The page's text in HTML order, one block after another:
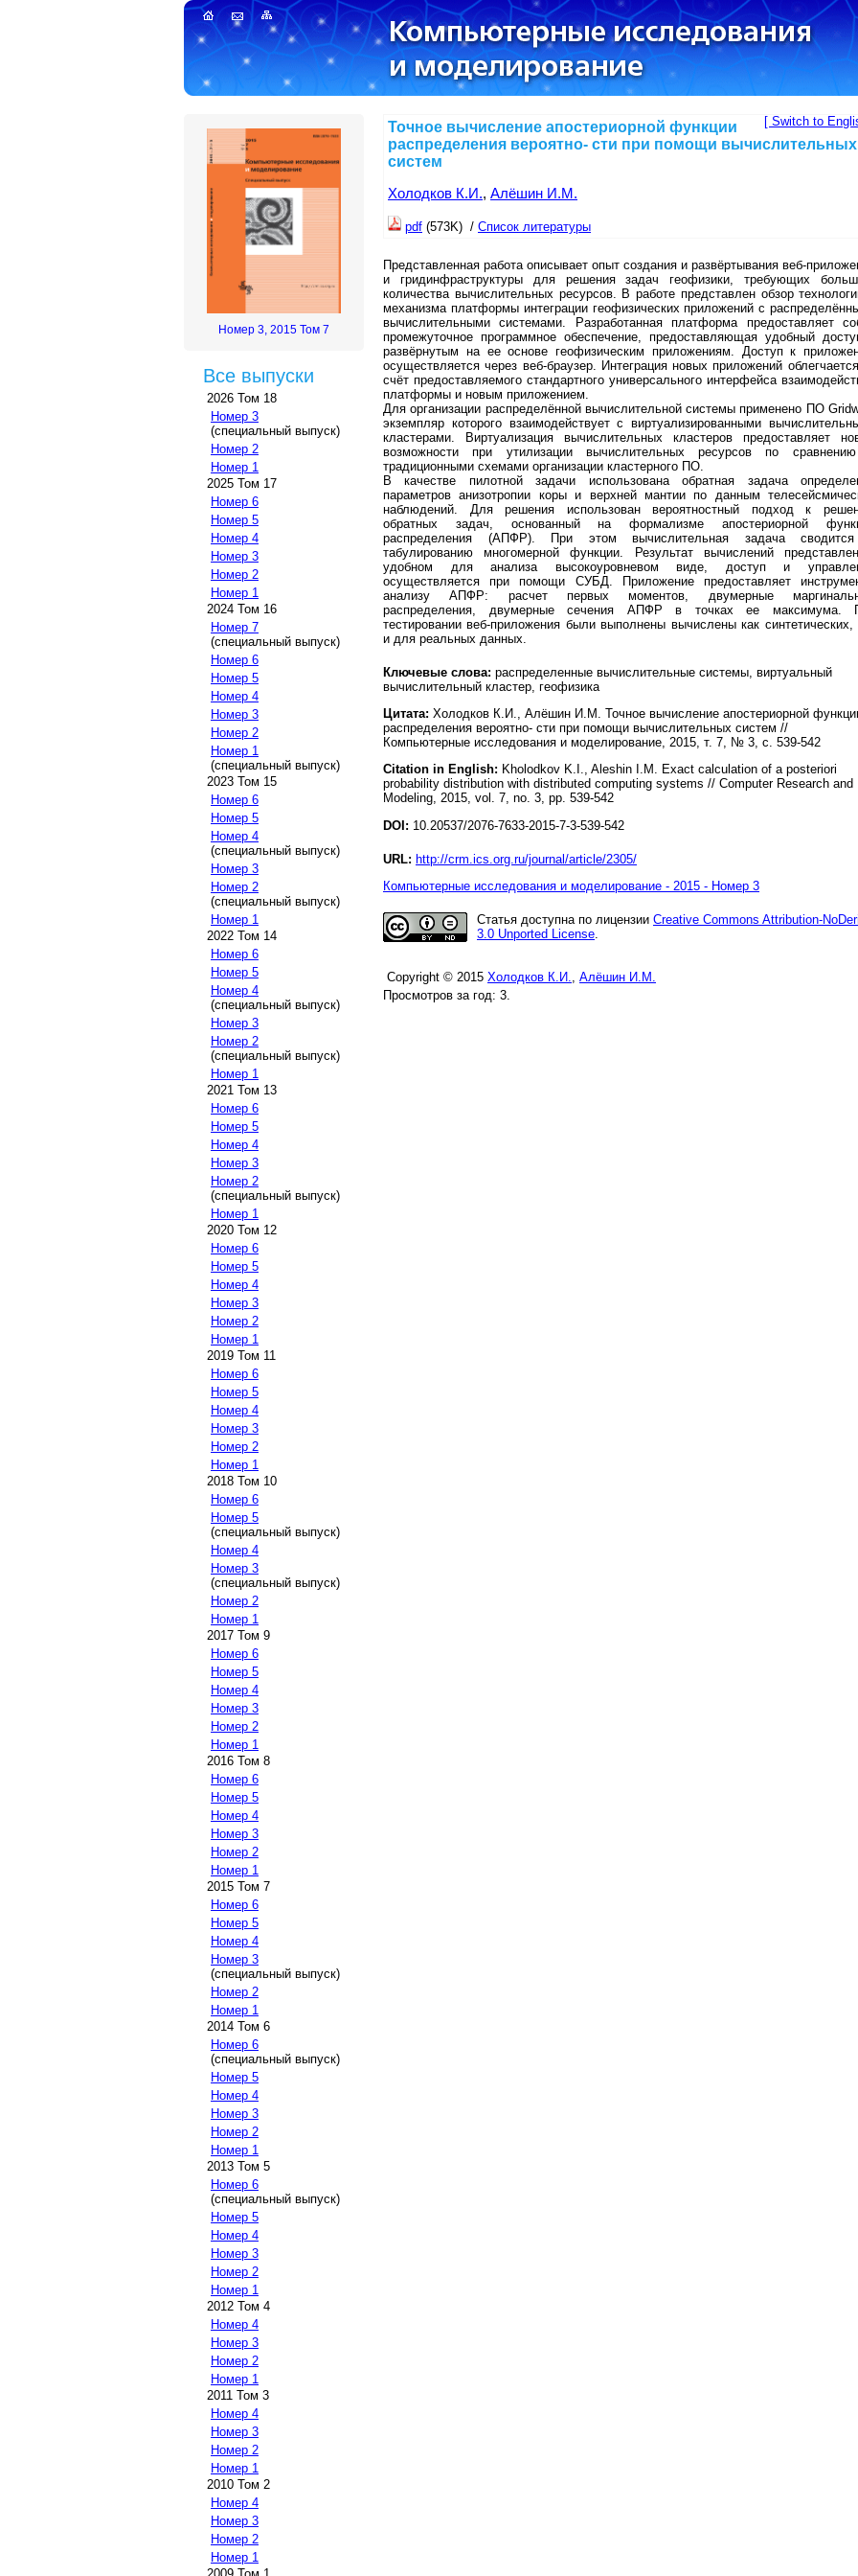
Номер 3, 2015 Том 7
Все выпуски
2026 Том 18
Номер 3
(специальный выпуск)
Номер 2
Номер 1
2025 Том 17
Номер 6
Номер 5
Номер 4
Номер 3
Номер 2
Номер 1
2024 Том 16
Номер 7
(специальный выпуск)
Номер 6
Номер 5
Номер 4
Номер 3
Номер 2
Номер 1
(специальный выпуск)
2023 Том 15
Номер 6
Номер 5
Номер 4
(специальный выпуск)
Номер 3
Номер 2
(специальный выпуск)
Номер 1
2022 Том 14
Номер 6
Номер 5
Номер 4
(специальный выпуск)
Номер 3
Номер 2
(специальный выпуск)
Номер 1
2021 Том 13
Номер 6
Номер 5
Номер 4
Номер 3
Номер 2
(специальный выпуск)
Номер 1
2020 Том 12
Номер 6
Номер 5
Номер 4
Номер 3
Номер 2
Номер 1
2019 Том 11
Номер 6
Номер 5
Номер 4
Номер 3
Номер 2
Номер 1
2018 Том 10
Номер 6
Номер 5
(специальный выпуск)
Номер 4
Номер 3
(специальный выпуск)
Номер 2
Номер 1
2017 Том 9
Номер 6
Номер 5
Номер 4
Номер 3
Номер 2
Номер 1
2016 Том 8
Номер 6
Номер 5
Номер 4
Номер 3
Номер 2
Номер 1
2015 Том 7
Номер 6
Номер 5
Номер 4
Номер 3
(специальный выпуск)
Номер 2
Номер 1
2014 Том 6
Номер 6
(специальный выпуск)
Номер 5
Номер 4
Номер 3
Номер 2
Номер 1
2013 Том 5
Номер 6
(специальный выпуск)
Номер 5
Номер 4
Номер 3
Номер 2
Номер 1
2012 Том 4
Номер 4
Номер 3
Номер 2
Номер 1
2011 Том 3
Номер 4
Номер 3
Номер 2
Номер 1
2010 Том 2
Номер 4
Номер 3
Номер 2
Номер 1
[ Switch to
Точное вычисление апостериорной функции
распределения вероятно- сти при помощи вычислительных
систем
Холодков К.И., Алёшин И.М.
pdf (573K) / Список литературы
Представленная работа описывает опыт создания и развёртывания веб-
и гридинфраструктуры для решения задач геофизики, требующих
количества вычислительных ресурсов. В работе представлен обзор
механизма платформы интеграции геофизических приложений с
вычислительными системами. Разработанная платформа предоставляет
промежуточное программное обеспечение, предоставляющая удобный
развёрнутым на ее основе геофизическим приложениям. Доступ к
осуществляется через веб-браузер. Интеграция новых приложений
счёт предоставляемого стандартного универсального интерфейса
платформы и новым приложением.
Для организации распределённой вычислительной системы применено ПО
экземпляр которого взаимодействует с виртуализированными
кластерами. Виртуализация вычислительных кластеров предоставляет
возможности при утилизации вычислительных ресурсов по
традиционными схемами организации кластерного ПО.
В качестве пилотной задачи использована обратная задача
параметров анизотропии коры и верхней мантии по данным
наблюдений. Для решения использован вероятностный подход к
обратных задач, основанный на формализме апостериорной
распределения (АПФР). При этом вычислительная задача
табулированию многомерной функции. Результат вычислений
удобном для анализа высокоуровневом виде, доступ и
осуществляется при помощи СУБД. Приложение предоставляет
анализу АПФР: расчет первых моментов, двумерные
распределения, двумерные сечения АПФР в точках ее максимума.
тестировании веб-приложения были выполнены вычислены как синтетических,
и для реальных данных.
Ключевые слова: распределенные вычислительные системы, виртуальный
вычислительный кластер, геофизика
Цитата: Холодков К.И., Алёшин И.М. Точное вычисление апостериорной
распределения вероятно- сти при помощи вычислительных систем //
Компьютерные исследования и моделирование, 2015, т. 7, № 3, с. 539-542
Citation in English: Kholodkov K.I., Aleshin I.M. Exact calculation of a posteriori
probability distribution with distributed computing systems // Computer Research and
Modeling, 2015, vol. 7, no. 3, pp. 539-542
DOI: 10.20537/2076-7633-2015-7-3-539-542
URL: http://crm.ics.org.ru/journal/article/2305/
Компьютерные исследования и моделирование - 2015 - Номер 3
Статья доступна по лицензии Creative Commons Attribution-
3.0 Unported License
Copyright © 2015 Холодков К.И.
Алёшин И.М.
Просмотров за год: 3.